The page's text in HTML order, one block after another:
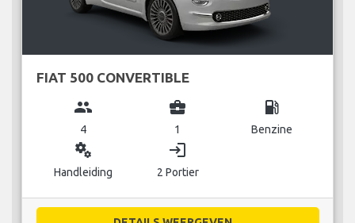
FIAT 500 CONVERTIBLE
group
4
business_center
1
local_gas_station
Benzine
miscellaneous_services
Handleiding
login
2 Portier